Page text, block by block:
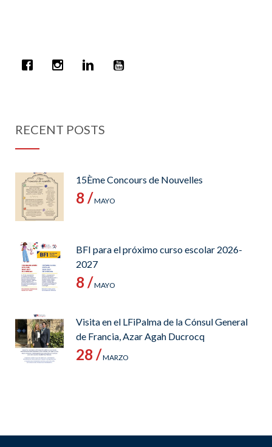
RECENT POSTS
15Ème Concours de Nouvelles
8 /MAYO
BFI para el próximo curso escolar 2026-
2027
8 /MAYO
Visita en el LFiPalma de la Cónsul General
de Francia, Azar Agah Ducrocq
28 /MARZO